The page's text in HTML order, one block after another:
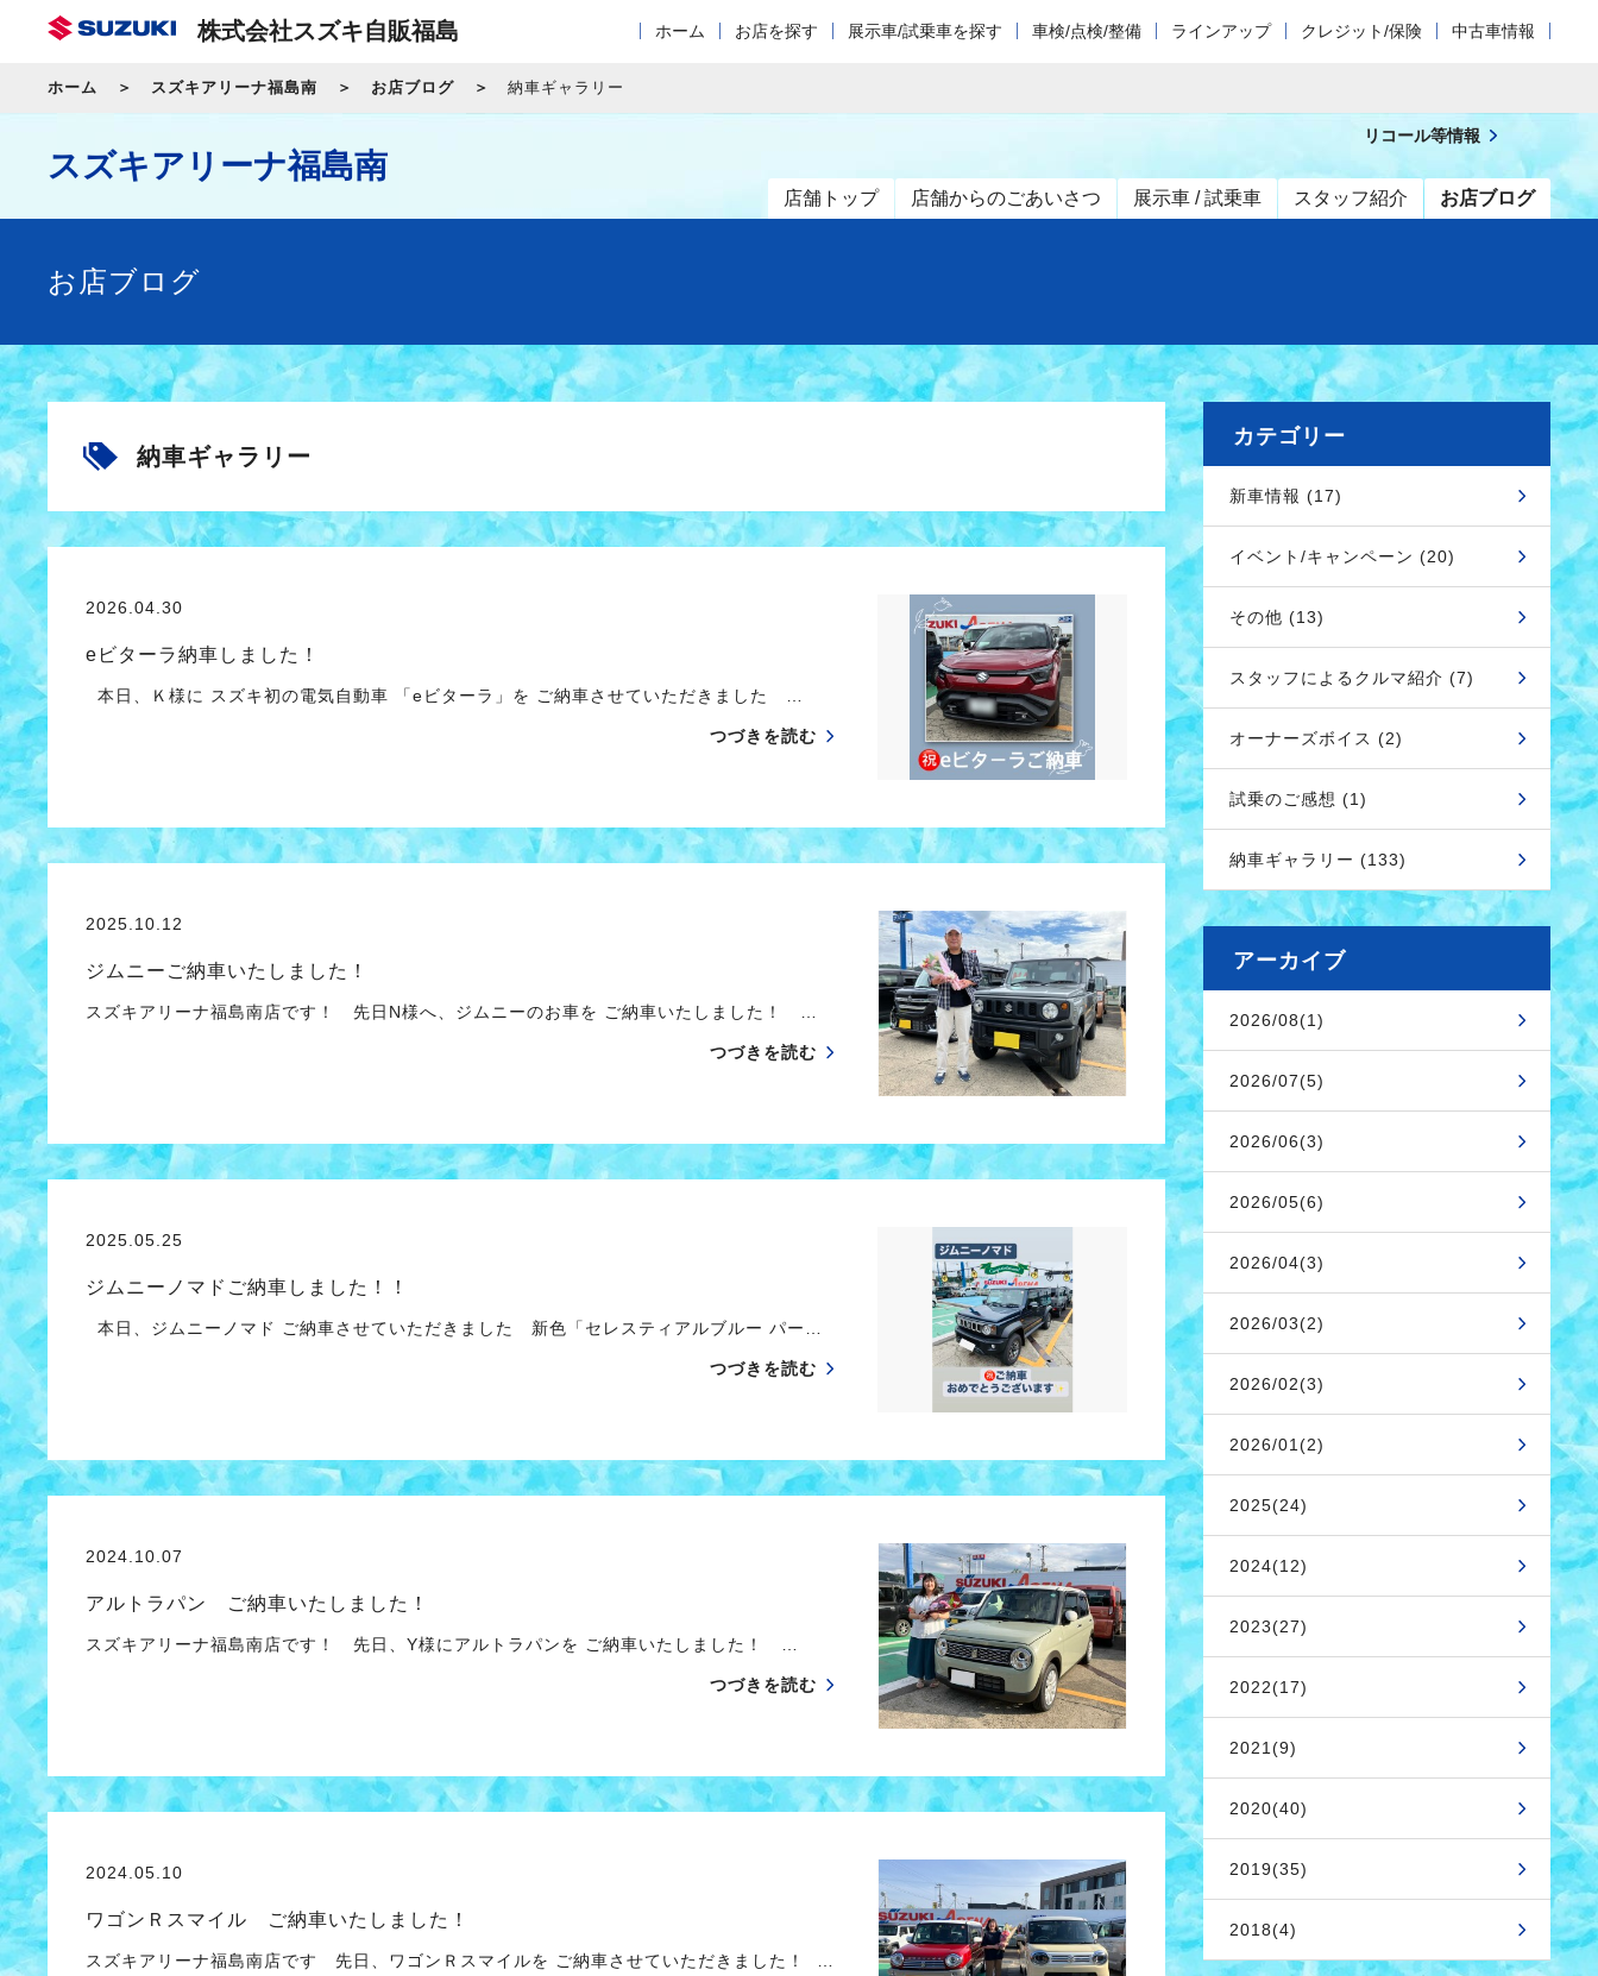
株式会社スズキ自販福島 ホーム お店を探す 展示車/試乗車を探す 車検/点検/整備 ラインアップ クレジット/保険 中古車情報
ホーム スズキアリーナ福島南 お店ブログ 納車ギャラリー
スズキアリーナ福島南
店舗トップ 店舗からのごあいさつ 展示車 / 試乗車 スタッフ紹介 お店ブログ
リコール等情報
お店ブログ
納車ギャラリー
2026.04.30
eビターラ納車しました！
本日、Ｋ様に スズキ初の電気自動車 「eビターラ」を ご納車させていただきました …
つづきを読む
2025.10.12
ジムニーご納車いたしました！
スズキアリーナ福島南店です！ 先日N様へ、ジムニーのお車を ご納車いたしました！ …
つづきを読む
2025.05.25
ジムニーノマドご納車しました！！
本日、ジムニーノマド ご納車させていただきました 新色「セレスティアルブルー パー…
つづきを読む
2024.10.07
アルトラパン ご納車いたしました！
スズキアリーナ福島南店です！ 先日、Y様にアルトラパンを ご納車いたしました！ …
つづきを読む
2024.05.10
ワゴンＲスマイル ご納車いたしました！
スズキアリーナ福島南店です 先日、ワゴンＲスマイルを ご納車させていただきました！ …
カテゴリー
新車情報 (17)
イベント/キャンペーン (20)
その他 (13)
スタッフによるクルマ紹介 (7)
オーナーズボイス (2)
試乗のご感想 (1)
納車ギャラリー (133)
アーカイブ
2026/08(1)
2026/07(5)
2026/06(3)
2026/05(6)
2026/04(3)
2026/03(2)
2026/02(3)
2026/01(2)
2025(24)
2024(12)
2023(27)
2022(17)
2021(9)
2020(40)
2019(35)
2018(4)